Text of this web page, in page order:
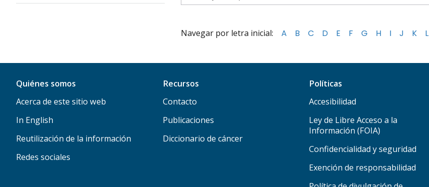
Navegar por letra inicial: A B C D E F G H I J K L
Quiénes somos
Acerca de este sitio web
In English
Reutilización de la información
Redes sociales
Recursos
Contacto
Publicaciones
Diccionario de cáncer
Políticas
Accesibilidad
Ley de Libre Acceso a la
Información (FOIA)
Confidencialidad y seguridad
Exención de responsabilidad